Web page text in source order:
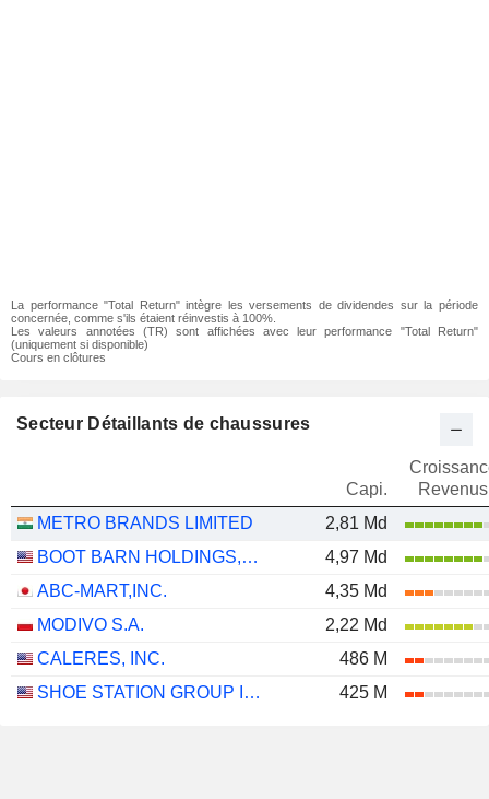
La performance "Total Return" intègre les versements de dividendes sur la période
concernée, comme s'ils étaient réinvestis à 100%.
Les valeurs annotées (TR) sont affichées avec leur performance "Total Return"
(uniquement si disponible)
Cours en clôtures
Secteur Détaillants de chaussures
Capi.
Revenus
METRO BRANDS LIMITED
2,81 Md
BOOT BARN HOLDINGS, INC.
4,97 Md
ABC-MART,INC.
4,35 Md
MODIVO S.A.
2,22 Md
CALERES, INC.
486 M
SHOE STATION GROUP INC.
425 M